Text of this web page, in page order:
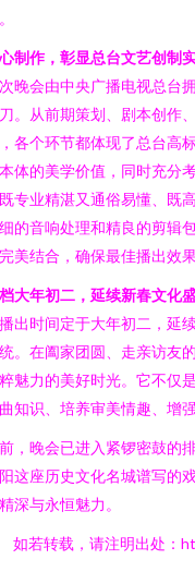
制作，彰显总台文艺创制
晚会由中央广播电视总台
。从前期策划、剧本创作
各个环节都体现了总台高
体的美学价值，同时充分
专业精湛又通俗易懂、既
的音响处理和精良的剪辑
美结合，确保最佳播出效果
大年初二，延续新春文化
出时间定于大年初二，延
。在阖家团圆、走亲访友
魅力的美好时光。它不仅
知识、培养审美情趣、增
，晚会已进入紧锣密鼓的
这座历史文化名城谱写的
深与永恒魅力。
如若转载，请注明出处：